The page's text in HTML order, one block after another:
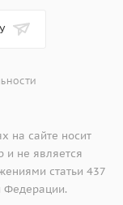
на сайте носит
и не является
статьи 437
Федерации.